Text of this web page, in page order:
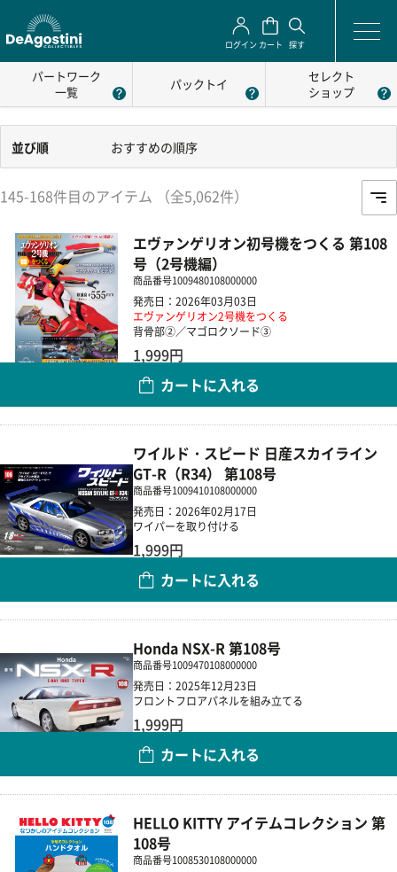
ログイン カート 探す
パートワーク
一覧
パックトイ
セレクト
ショップ
並び順 おすすめの順序
145-168件目のアイテム （全5,062件）
エヴァンゲリオン初号機をつくる 第108
号（2号機編）
商品番号1009480108000000
発売日：2026年03月03日
エヴァンゲリオン2号機をつくる
背骨部②／マゴロクソード③
1,999円
カートに入れる
ワイルド・スピード 日産スカイライン
GT-R（R34） 第108号
商品番号1009410108000000
発売日：2026年02月17日
ワイパーを取り付ける
1,999円
カートに入れる
Honda NSX-R 第108号
商品番号1009470108000000
発売日：2025年12月23日
フロントフロアパネルを組み立てる
1,999円
カートに入れる
HELLO KITTY アイテムコレクション 第
108号
商品番号1008530108000000